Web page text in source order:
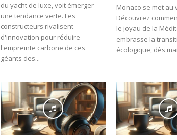
du yacht de luxe, voit émerger
une tendance verte. Les
constructeurs rivalisent
d'innovation pour réduire
l'empreinte carbone de ces
géants des...
Monaco se met au
Découvrez
le joyau de la
embrasse la
écologique, dès